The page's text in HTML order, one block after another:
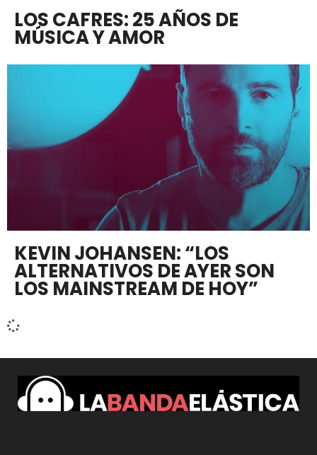
LOS CAFRES: 25 AÑOS DE
MÚSICA Y AMOR
KEVIN JOHANSEN: “LOS
ALTERNATIVOS DE AYER SON
LOS MAINSTREAM DE HOY”